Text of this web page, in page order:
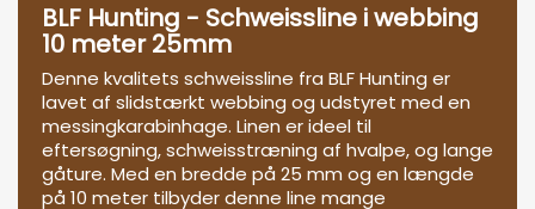
BLF Hunting - Schweissline i webbing
10 meter 25mm
Denne kvalitets schweissline fra BLF Hunting er
lavet af slidstærkt webbing og udstyret med en
messingkarabinhage. Linen er ideel til
eftersøgning, schweisstræning af hvalpe, og lange
gåture. Med en bredde på 25 mm og en længde
på 10 meter tilbyder denne line mange